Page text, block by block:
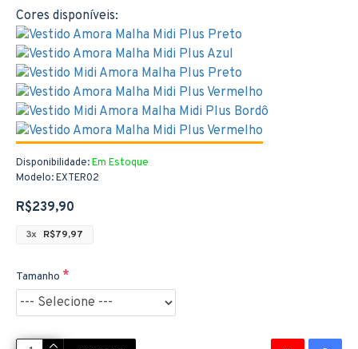
Disponibilidade:Em Estoque
Modelo:EXTER02
R$239,90
3x R$79,97
Cores disponíveis:
Tamanho